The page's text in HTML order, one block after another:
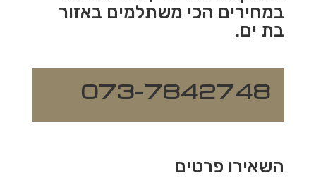
במחירים הכי משתלמים באזור
בת ים.
073-7842748
השאירו פרטים